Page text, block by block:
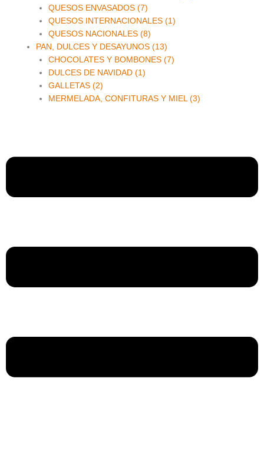
QUESOS ENVASADOS (7)
QUESOS INTERNACIONALES (1)
QUESOS NACIONALES (8)
PAN, DULCES Y DESAYUNOS (13)
CHOCOLATES Y BOMBONES (7)
DULCES DE NAVIDAD (1)
GALLETAS (2)
MERMELADA, CONFITURAS Y MIEL (3)